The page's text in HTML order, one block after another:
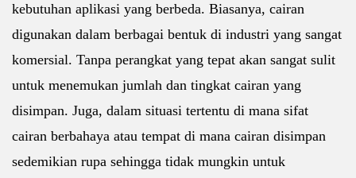
kebutuhan aplikasi yang berbeda. Biasanya, cairan
digunakan dalam berbagai bentuk di industri yang sangat
komersial. Tanpa perangkat yang tepat akan sangat sulit
untuk menemukan jumlah dan tingkat cairan yang
disimpan. Juga, dalam situasi tertentu di mana sifat
cairan berbahaya atau tempat di mana cairan disimpan
sedemikian rupa sehingga tidak mungkin untuk